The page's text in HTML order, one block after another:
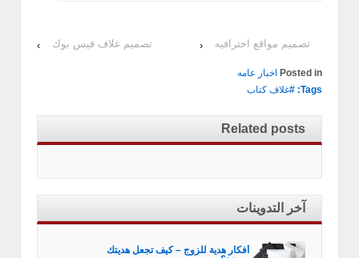
‹ تصميم مواقع احترافيه تصميم غلاف فيس بوك ›
Posted in اخبار عامه
Tags: #
غلاف كتاب
Related posts
آخر التدوينات
أفكار هدية للزوج – كيف تجعل هديتك